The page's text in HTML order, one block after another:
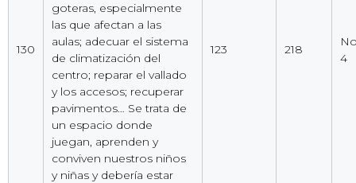
130
goteras, especialmente
las que afectan a las
aulas; adecuar el sistema
de climatización del
centro; reparar el vallado
y los accesos; recuperar
pavimentos… Se trata de
un espacio donde
juegan, aprenden y
conviven nuestros niños
y niñas y debería estar
123 218
4